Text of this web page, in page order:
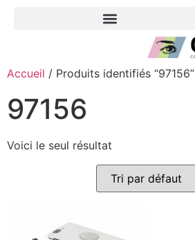
Accueil / Produits identifiés “97156”
97156
Voici le seul résultat